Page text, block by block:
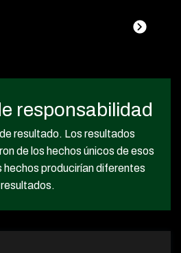
responsabilidad
resultado. Los resultados
de los hechos únicos de esos
producirían diferentes
resultados.